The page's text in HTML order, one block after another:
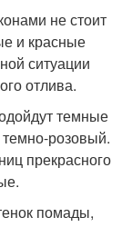
не стоит
и красные
ситуации
отлива.
темные
розовый.
прекрасного
помады,